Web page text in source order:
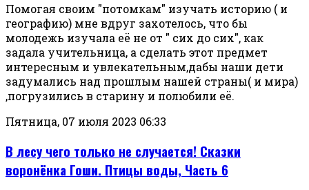
Помогая своим "потомкам" изучать историю ( и
географию) мне вдруг захотелось, что бы
молодежь изучала её не от " сих до сих", как
задала учительница, а сделать этот предмет
интересным и увлекательным,дабы наши дети
задумались над прошлым нашей страны( и мира)
,погрузились в старину и полюбили её.
Пятница, 07 июля 2023 06:33
В лесу чего только не случается! Сказки
воронёнка Гоши. Птицы воды, Часть 6